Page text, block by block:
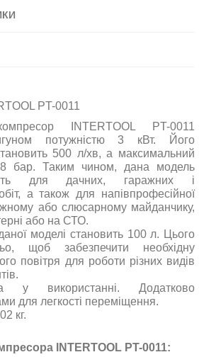
PT-0011
INTERTOOL PT-0011
потужністю 3 кВт. Його
500 л/хв, а максимальний
бар. Таким чином, дана модель
для дачних, гаражних і
а також для напівпрофесійної
або слюсарному майданчику,
або на СТО.
моделі становить 100 л. Цього
щоб забезпечити необхідну
повітря для роботи різних видів
у використанні. Додатково
для легкості переміщення.
кг.
INTERTOOL PT-0011: